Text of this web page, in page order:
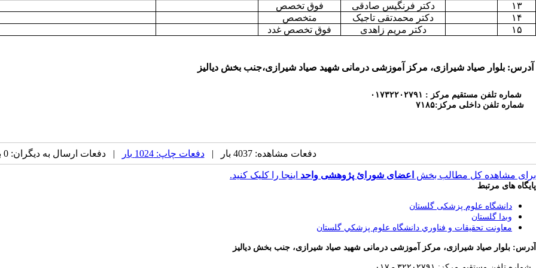
۱۳
دکتر فرنگیس صادقی
فوق تخصص
۱۴
دکتر محمدتقی تاجیک
متخصص
۱۵
دکتر مریم زاهدی فوق تخصص غدد
آدرس: بلوار صیاد شیرازی، مرکز آموزشی درمانی شهید صیاد شیرازی،جنب بخش دیالیز
شماره تلفن مستقیم مرکز : ۰۱۷۳۲۲۰۲۷۹۱
شماره تلفن داخلی مرکز:۷۱۸۵
دفعات مشاهده: 4037 بار | دفعات چاپ: 1024 بار | دفعات ارسال به دیگران: 0 بار |
برای مشاهده کل مطالب بخش اعضای شورائ پژوهشی واحد اینجا را کلیک کنید.
پایگاه های مرتبط
دانشگاه علوم پزشکی گلستان
وبدا گلستان
معاونت تحقيقات و فناوري دانشگاه علوم پزشكي گلستان
آدرس: بلوار صیاد شیرازی، مرکز آموزشی درمانی شهید صیاد شیرازی، جنب بخش دیالیز